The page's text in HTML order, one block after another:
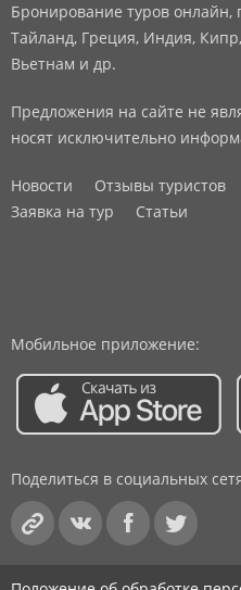
Бронирование туров онлайн,
Тайланд, Греция, Индия,
Вьетнам и др.
Предложения на сайте не
носят исключительно
Новости Отзывы туристов
Заявка на тур
Статьи
Мобильное приложение:
Поделиться в социальных